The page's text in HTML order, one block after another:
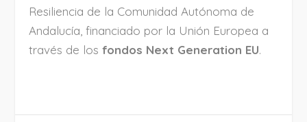
Resiliencia de la Comunidad Autónoma de
Andalucía, financiado por la Unión Europea a
través de losfondos Next Generation EU.